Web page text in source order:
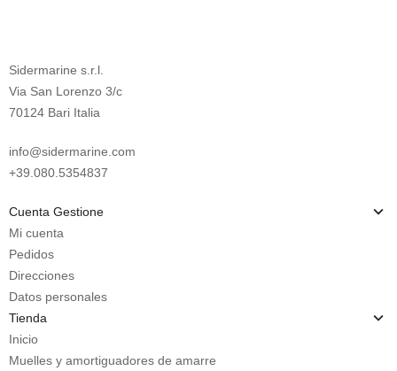
Sidermarine s.r.l.
Via San Lorenzo 3/c
70124 Bari Italia
info@sidermarine.com
+39.080.5354837
Cuenta Gestione
Mi cuenta
Pedidos
Direcciones
Datos personales
Tienda
Inicio
Muelles y amortiguadores de amarre